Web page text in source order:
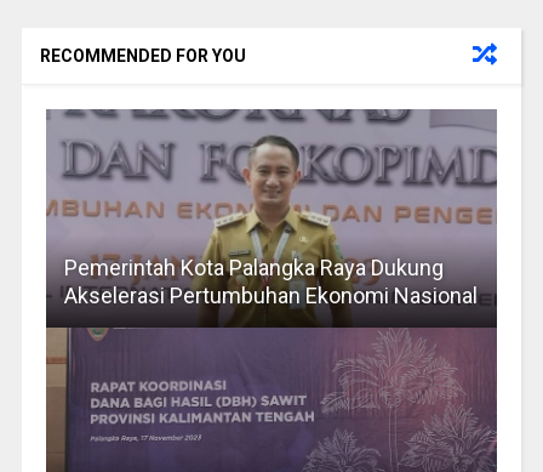
RECOMMENDED FOR YOU
Pemerintah Kota Palangka Raya Dukung
Akselerasi Pertumbuhan Ekonomi Nasional